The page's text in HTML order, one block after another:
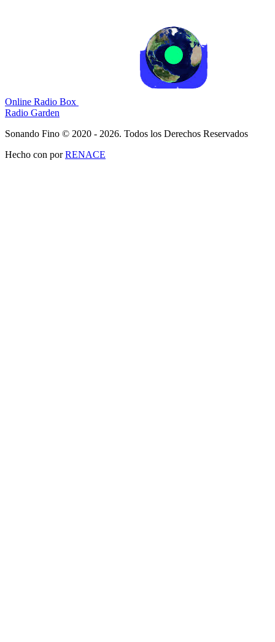
Online Radio Box
Radio Garden
Sonando Fino © 2020 - 2026. Todos los Derechos Reservados
Hecho con porRENACE